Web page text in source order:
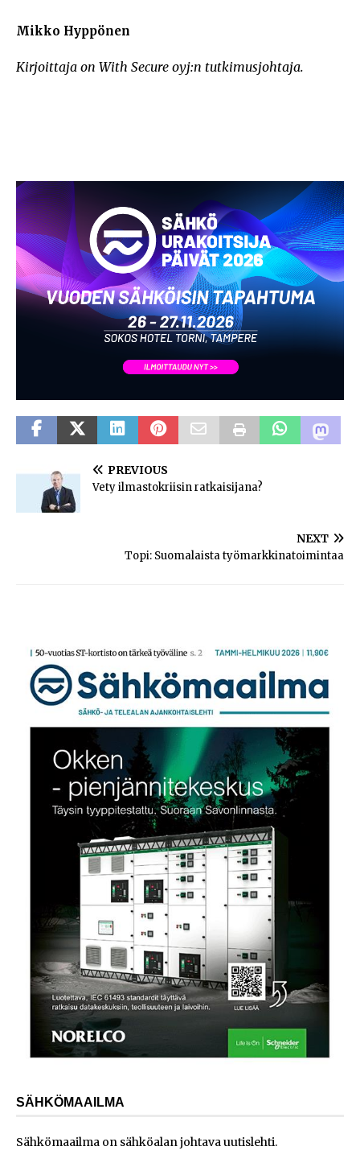
Mikko Hyppönen
Kirjoittaja on With Secure oyj:n tutkimusjohtaja.
PREVIOUS
Vety ilmastokriisin ratkaisijana?
NEXT
Topi: Suomalaista työmarkkinatoimintaa
SÄHKÖMAAILMA
Sähkömaailma on sähköalan johtava uutislehti.